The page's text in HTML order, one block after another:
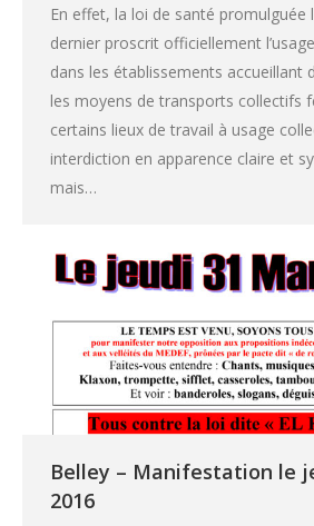
En effet, la loi de santé promulguée
dernier proscrit officiellement
dans les établissements accueillant
les moyens de transports collectifs
certains lieux de travail à usage
interdiction en apparence claire et
mais…
Belley – Manifestation le
2016